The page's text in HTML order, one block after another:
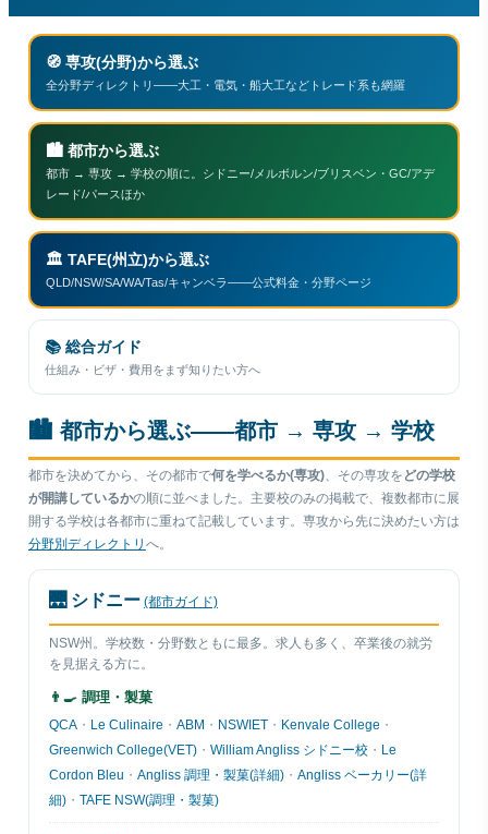
🧭 専攻(分野)から選ぶ
全分野ディレクトリ——大工・電気・船大工などトレード系も網羅
🏙 都市から選ぶ
都市 → 専攻 → 学校の順に。シドニー/メルボルン/ブリスベン・GC/アデ
レード/パースほか
🏛 TAFE(州立)から選ぶ
QLD/NSW/SA/WA/Tas/キャンベラ——公式料金・分野ページ
📚 総合ガイド
仕組み・ビザ・費用をまず知りたい方へ
🏙 都市から選ぶ——都市 → 専攻 → 学校
都市を決めてから、その都市で何を学べるか(専攻)、その専攻を どの学校
が開講しているかの順に並べました。主要校のみの掲載で、複数都市に展
開する学校は各都市に重ねて記載しています。専攻から先に決めたい方は
分野別ディレクトリ へ。
🌉 シドニー (都市ガイド)
NSW州。学校数・分野数ともに最多。求人も多く、卒業後の就労
を見据える方に。
👨‍🍳 調理・製菓
QCA ・ Le Culinaire ・ ABM ・ NSWIET ・ Kenvale College ・
Greenwich College(VET) ・ William Angliss シドニー校 ・ Le
Cordon Bleu ・ Angliss 調理・製菓(詳細) ・ Angliss ベーカリー(詳
細) ・ TAFE NSW(調理・製菓)